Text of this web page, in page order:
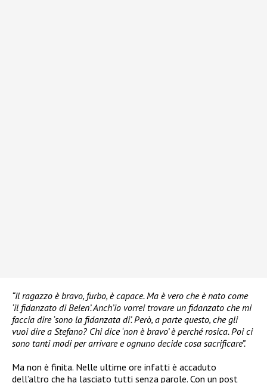
“Il ragazzo è bravo, furbo, è capace. Ma è vero che è nato come
‘il fidanzato di Belen’. Anch’io vorrei trovare un fidanzato che mi
faccia dire ‘sono la fidanzata di’. Però, a parte questo, che gli
vuoi dire a Stefano? Chi dice ‘non è bravo’ è perché rosica. Poi ci
sono tanti modi per arrivare e ognuno decide cosa sacrificare”.
Ma non è finita. Nelle ultime ore infatti è accaduto
dell’altro che ha lasciato tutti senza parole. Con un post